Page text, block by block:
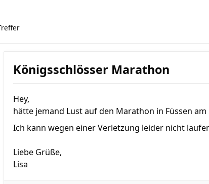
Königsschlösser Marathon
Hey,
hätte jemand Lust auf den Marathon in Füssen am
Ich kann wegen einer Verletzung leider nicht
Liebe Grüße,
Lisa